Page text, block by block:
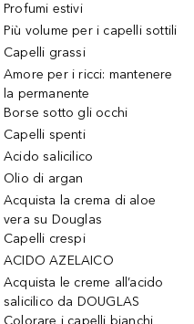
Profumi estivi
Più volume per i capelli sottili
Capelli grassi
Amore per i ricci: mantenere
la permanente
Borse sotto gli occhi
Capelli spenti
Acido salicilico
Olio di argan
Acquista la crema di aloe
vera su Douglas
Capelli crespi
ACIDO AZELAICO
Acquista le creme all’acido
salicilico da DOUGLAS